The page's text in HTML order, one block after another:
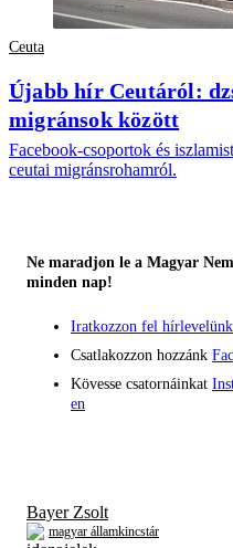
Ceuta
Újabb hír Ceutáról:
migránsok között
Facebook-csoportok és
ceutai migránsrohamról.
Ne maradjon le a Magyar
minden nap!
Iratkozzon fel
Csatlakozzon hozzánk
Kövesse csatornáinkat
en
Bayer Zsolt
magyar államkincstár